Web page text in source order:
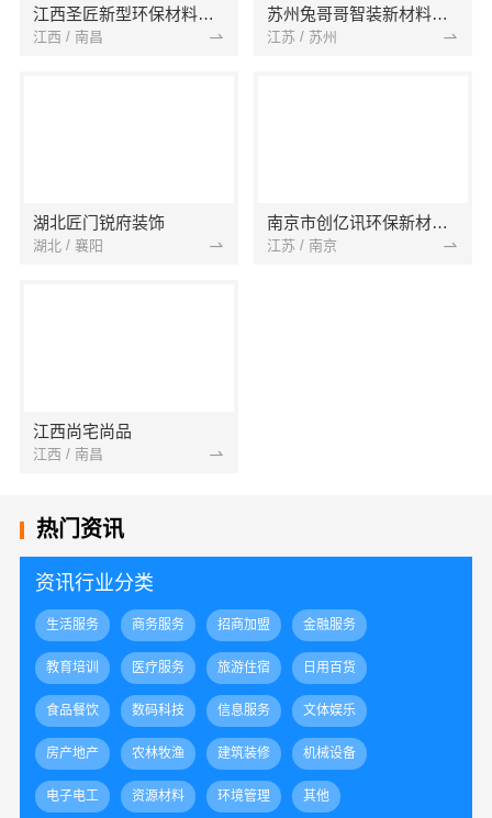
江西圣匠新型环保材料有限公司
江西 / 南昌
苏州兔哥哥智装新材料有限公司
江苏 / 苏州
湖北匠门锐府装饰
湖北 / 襄阳
南京市创亿讯环保新材料有限公司
江苏 / 南京
江西尚宅尚品
江西 / 南昌
热门资讯
资讯行业分类
生活服务 商务服务 招商加盟 金融服务
教育培训 医疗服务 旅游住宿 日用百货
食品餐饮 数码科技 信息服务 文体娱乐
房产地产 农林牧渔 建筑装修 机械设备
电子电工 资源材料 环境管理 其他